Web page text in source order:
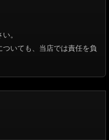
。
いても、当店では責任を負